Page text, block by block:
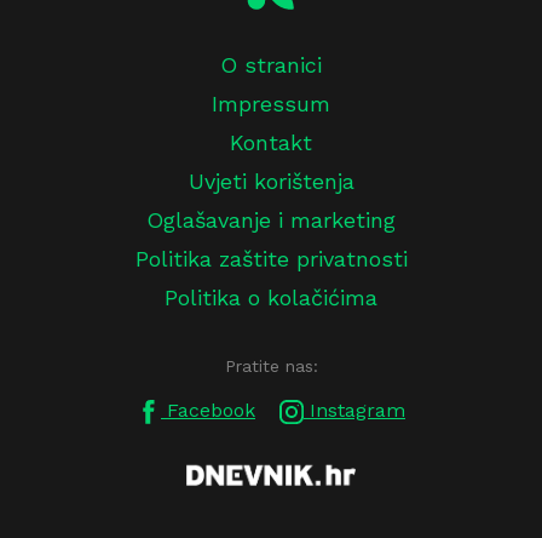
O stranici
Impressum
Kontakt
Uvjeti korištenja
Oglašavanje i marketing
Politika zaštite privatnosti
Politika o kolačićima
Pratite nas:
Facebook Instagram